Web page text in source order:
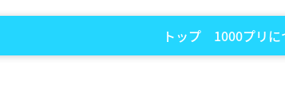
トップ 1000プリに